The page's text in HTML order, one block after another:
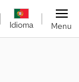
Idioma Menu